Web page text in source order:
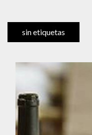
sin etiquetas